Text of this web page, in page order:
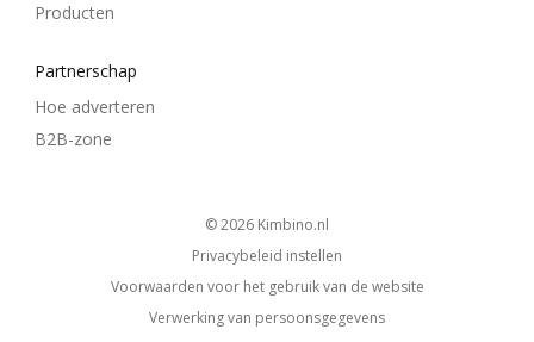
Producten
Partnerschap
Hoe adverteren
B2B-zone
© 2026
kimbino.nl
Privacybeleid instellen
Voorwaarden voor het gebruik van de website
Verwerking van persoonsgegevens